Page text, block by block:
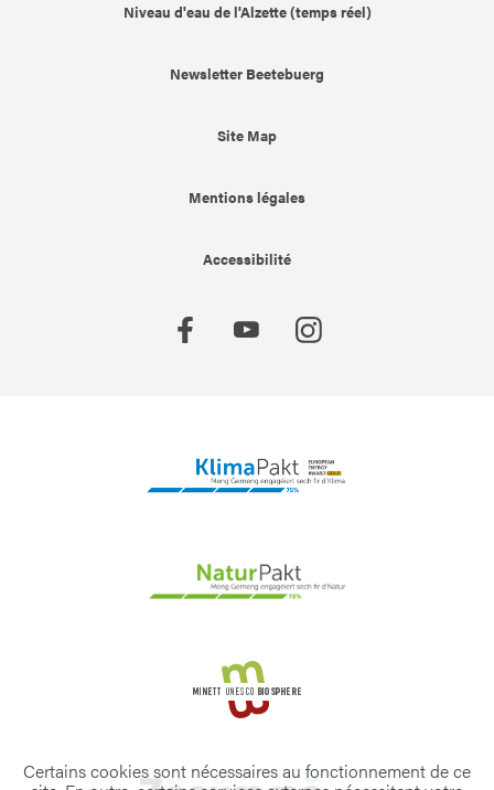
Niveau d'eau de l'Alzette (temps réel)
Newsletter Beetebuerg
Site Map
Mentions légales
Accessibilité
Certains cookies sont nécessaires au fonctionnement de ce